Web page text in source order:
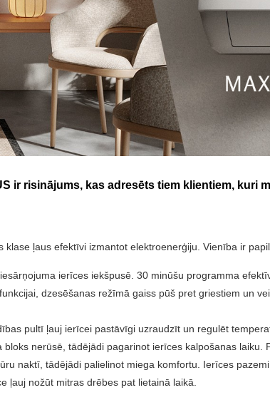
ir risinājums, kas adresēts tiem klientiem,
klase ļaus efektīvi izmantot elektroenerģiju. Vienība ir
ierīces iekšpusē. 30 minūšu programma
dzesēšanas režīmā gaiss pūš pret griestiem un
pultī ļauj ierīcei pastāvīgi uzraudzīt un regulēt
nerūsē, tādējādi pagarinot ierīces kalpošanas
naktī, tādējādi palielinot miega komfortu. Ierīces
ļauj nožūt mitras drēbes pat lietainā laikā.